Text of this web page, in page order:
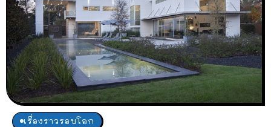
เรื่องราวรอบโลก